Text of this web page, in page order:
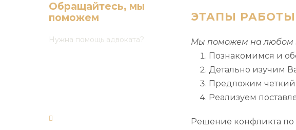
ЭТАПЫ РАБОТЫ
Мы поможем на любом
Познакомимся и
Детально изучим
Предложим
Реализуем
Решение конфликта по
Обращайтесь, мы
поможем
Нужна помощь адвоката?